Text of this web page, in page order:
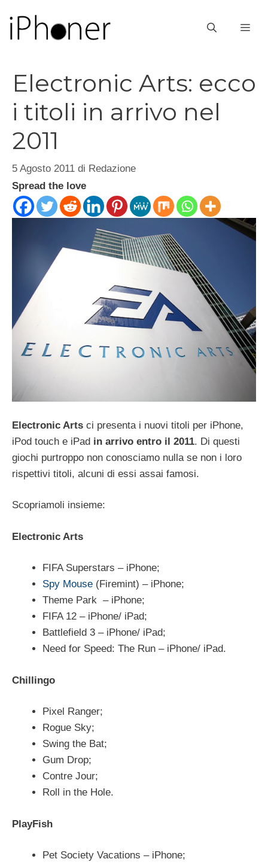
contenuto
Electronic Arts: ecco
i titoli in arrivo nel
2011
5 Agosto 2011 di Redazione
Spread the love
Electronic Arts ci presenta i nuovi titoli per iPhone,
iPod touch e iPad in arrivo entro il 2011. Di questi
giochi purtroppo non conosciamo nulla se non i loro
rispettivi titoli, alcuni di essi assai famosi.
Scopriamoli insieme:
Electronic Arts
FIFA Superstars – iPhone;
Spy Mouse (Firemint) – iPhone;
Theme Park – iPhone;
FIFA 12 – iPhone/ iPad;
Battlefield 3 – iPhone/ iPad;
Need for Speed: The Run – iPhone/ iPad.
Chillingo
Pixel Ranger;
Rogue Sky;
Swing the Bat;
Gum Drop;
Contre Jour;
Roll in the Hole.
PlayFish
Pet Society Vacations – iPhone;